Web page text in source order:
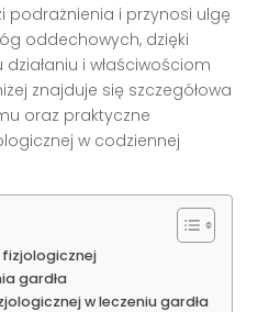
podrażnienia i przynosi ulgę
oddechowych, dzięki
i właściwościom
znajduje się szczegółowa
oraz praktyczne
w codziennej
gardła
w leczeniu gardła